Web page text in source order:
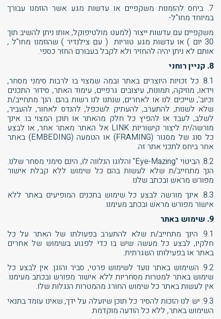
7. ביחס להזמנות משקפיים או עדשות מגע אשר הוזמנו עבורך
במיוחד מחו"ל-
משקפיים עם עדשות ייצור (למעט מולטיפוקל, אותו ניתן להשיב תוך
30 יום ) או עדשות מגע טוריות ( עם צילנדיר ) שהוזמנו מחו"ל ,
אותם לא ניתן יהיה להחזיר ולא לקבל בעבורם החזר כספי.
8. קניין רוחני
8.1. כל זכויות היוצרים באתר ובמה שמצוי בו לרבות סימני מסחר,
וידאו, מוזיקה, תמונות, עיצובים גרפיים, עימוד האתר, סידור התכנים
וכיוב', שייכים לנו או לאחרים, שנתנו לנו רשות בהם. הנך מתחייב/ת
שלא לשנות, להתערב, להעתיק לשכפל, להנדס לאחור, להעביר,
לשלב, לעבד או להפיץ כל חלק מהאתר או תוכן המצוי בו. אינך
מורשה/ית ליצור קישוריות LINK אל האתר מאתר אחר, או לבצע
כל סוג של מסגור (FRAMING) או הטמעה (EMBEDING) באתר
אחר ביחס לתכני אתר זה.
8.2. הביטוי "Eye-Mazing" והלוגו הנלווה לו, הינם סימני מסחר שלנו.
הנך מתחייב/ת שלא לעשות בהם כל שימוש ללא קבלת אישור
מפורש מראש ובכתב שלנו.
8.3. אינך מורשה לבצע כל שימוש בתכנים המופיעים באתר ללא
אישור מפורש מראש ובכתב מעימנו.
9. שימוש באתר
9.1. הינך מתחייב/ת שלא להתערב בפעולתו של האתר על כל
חלקיו, לבצע כל מעשה שיש בו כדי לפגוע בשימוש של אחרים
באתר או בפעילותו השגרתית.
9.2. השימוש באתר נועד לשימוש פרטי, סביר והוגן. אין לבצע כל
שימוש באתר למטרות מסחריות ללא אישור מפורש ובכתב מעימנו.
אין לעשות באתר כל שימוש החורג מהמטרות הנגלות שלו.
9.3. יש לנו הזכות להסיר כל תוכן שיועלה על ידך, שאינו עומד בתנאי
השימוש באתר, ללא כל הודעה מוקדמת.